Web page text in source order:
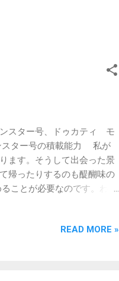
スター号、ドゥカティ モ
スター号の積載能力 私が
ます。そうして出会った景
帰ったりするのも醍醐味の
ことが必要なのです。わが
と思われるグラブバーもど
READ MORE »